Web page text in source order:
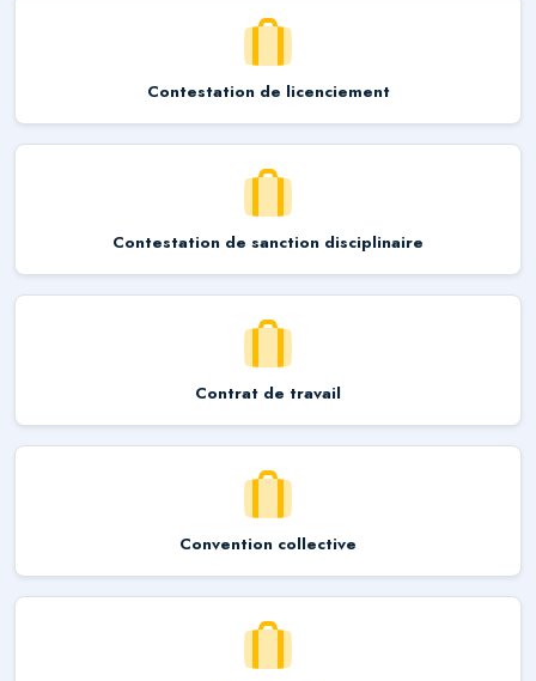
Contestation de licenciement
Contestation de sanction disciplinaire
Contrat de travail
Convention collective